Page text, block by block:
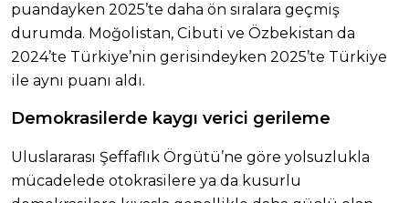
puandayken 2025’te daha ön sıralara geçmiş
durumda. Moğolistan, Cibuti ve Özbekistan da
2024’te Türkiye’nin gerisindeyken 2025’te Türkiye
ile aynı puanı aldı.
Demokrasilerde kaygı verici gerileme
Uluslararası Şeffaflık Örgütü’ne göre yolsuzlukla
mücadelede otokrasilere ya da kusurlu